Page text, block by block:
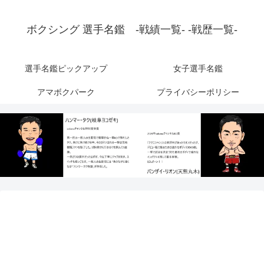
ボクシング 選手名鑑 -戦績一覧- -戦歴一覧-
選手名鑑ピックアップ 女子選手名鑑
アマボクパーク プライバシーポリシー